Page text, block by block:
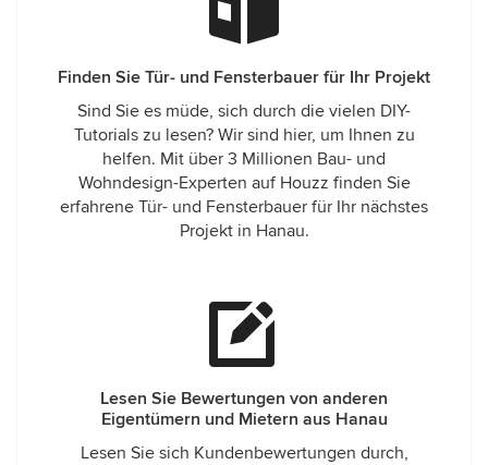
Finden Sie Tür- und Fensterbauer für Ihr Projekt
Sind Sie es müde, sich durch die vielen DIY-
Tutorials zu lesen? Wir sind hier, um Ihnen zu
helfen. Mit über 3 Millionen Bau- und
Wohndesign-Experten auf Houzz finden Sie
erfahrene Tür- und Fensterbauer für Ihr nächstes
Projekt in Hanau.
Lesen Sie Bewertungen von anderen
Eigentümern und Mietern aus Hanau
Lesen Sie sich Kundenbewertungen durch,